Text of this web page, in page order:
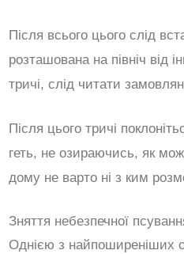
Після всього цього слід
розташована на північ від
тричі, слід читати
Після цього тричі
геть, не озираючись, як
дому не варто ні з ким
Зняття небезпечної
Однією з найпоширеніших